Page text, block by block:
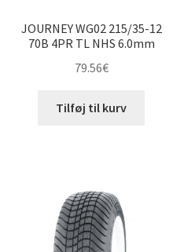
JOURNEY WG02 215/35-12
70B 4PR TL NHS 6.0mm
79.56€
Tilføj til kurv